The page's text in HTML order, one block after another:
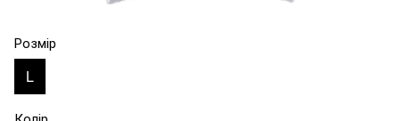
Розмір
L